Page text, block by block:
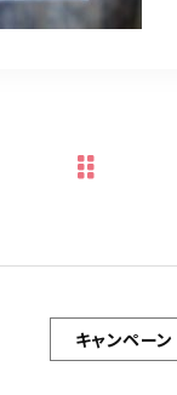
キャンペーン